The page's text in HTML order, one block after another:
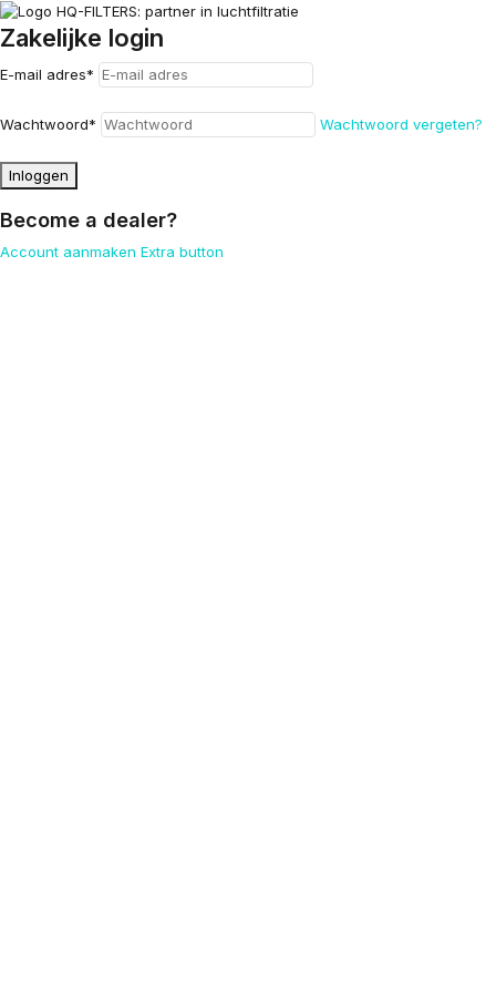
Zakelijke login
E-mail adres*
Wachtwoord* Wachtwoord vergeten?
Inloggen
Become a dealer?
Account aanmaken Extra button